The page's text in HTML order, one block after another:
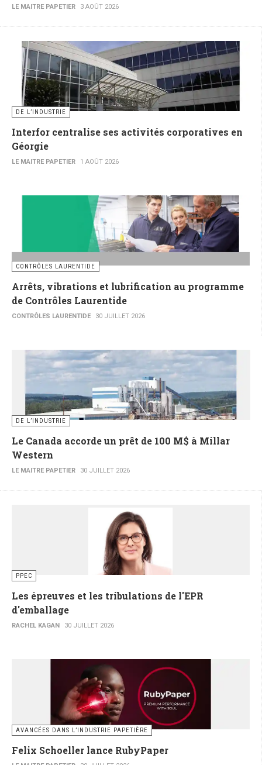
LE MAITRE PAPETIER 3 AOÛT 2026
DE L’INDUSTRIE
Interfor centralise ses activités corporatives en
Géorgie
LE MAITRE PAPETIER 1 AOÛT 2026
CONTRÔLES LAURENTIDE
Arrêts, vibrations et lubrification au programme
de Contrôles Laurentide
CONTRÔLES LAURENTIDE 30 JUILLET 2026
DE L’INDUSTRIE
Le Canada accorde un prêt de 100 M$ à Millar
Western
LE MAITRE PAPETIER 30 JUILLET 2026
PPEC
Les épreuves et les tribulations de l'EPR
d'emballage
RACHEL KAGAN 30 JUILLET 2026
AVANCÉES DANS L’INDUSTRIE PAPETIÈRE
Felix Schoeller lance RubyPaper